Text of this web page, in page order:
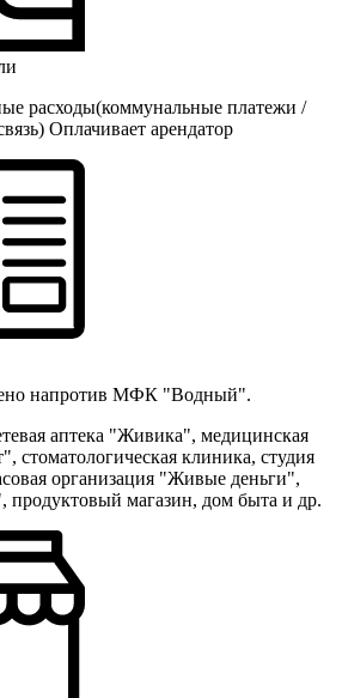
расходы(коммунальные платежи /
Оплачивает арендатор
напротив МФК "Водный".
аптека "Живика", медицинская
стоматологическая клиника, студия
организация "Живые деньги",
магазин, дом быта и др.